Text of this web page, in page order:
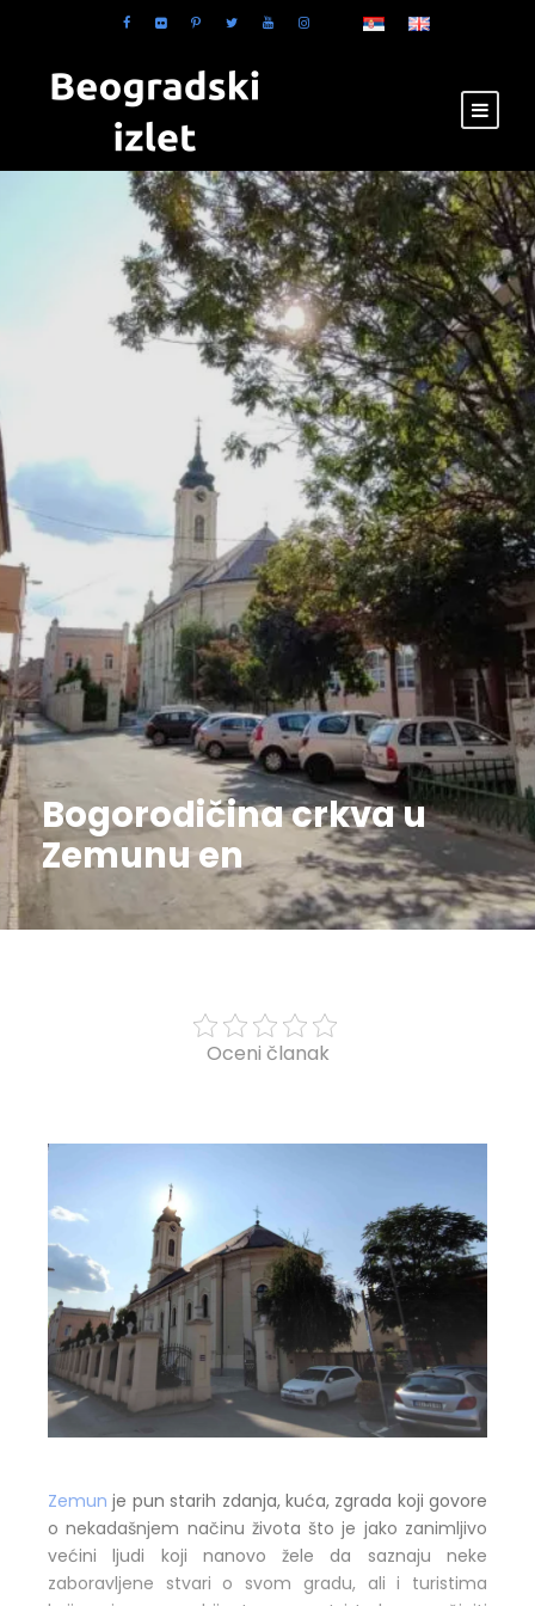
Bogorodičina crkva u
Zemunu en
Oceni članak
Zemun je pun starih zdanja, kuća, zgrada koji govore
o nekadašnjem načinu života što je jako zanimljivo
većini ljudi koji nanovo žele da saznaju neke
zaboravljene stvari o svom gradu, ali i turistima